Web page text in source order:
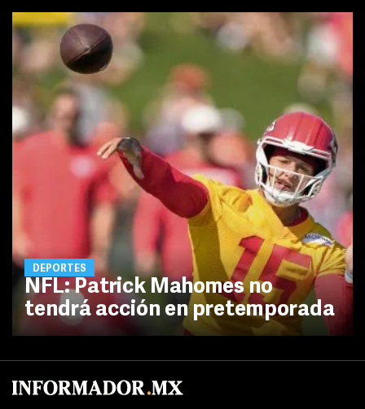
DEPORTES
NFL: Patrick Mahomes no
tendrá acción en pretemporada